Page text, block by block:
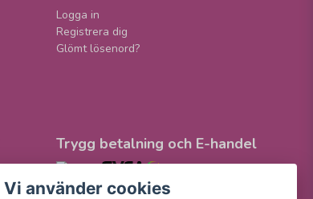
Logga in
Registrera dig
Glömt lösenord?
Trygg betalning och E-handel
Vi använder cookies